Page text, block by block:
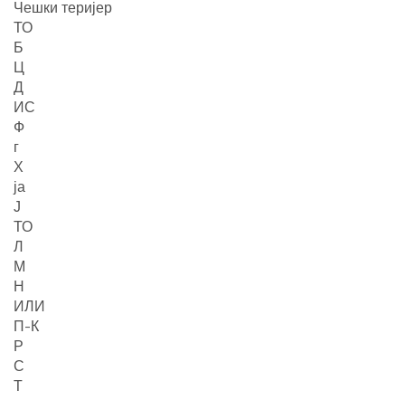
Чешки теријер
ТО
Б
Ц
Д
ИС
Ф
г
Х
ја
Ј
ТО
Л
М
Н
ИЛИ
П-К
Р
С
Т